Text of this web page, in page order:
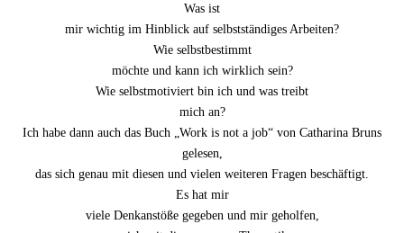
Was ist
mir wichtig im Hinblick auf selbstständiges Arbeiten?
Wie selbstbestimmt
möchte und kann ich wirklich sein?
Wie selbstmotiviert bin ich und was treibt
mich an?
Ich habe dann auch das Buch „Work is not a job“ von Catharina Bruns
gelesen,
das sich genau mit diesen und vielen weiteren Fragen beschäftigt.
Es hat mir
viele Denkanstöße gegeben und mir geholfen,